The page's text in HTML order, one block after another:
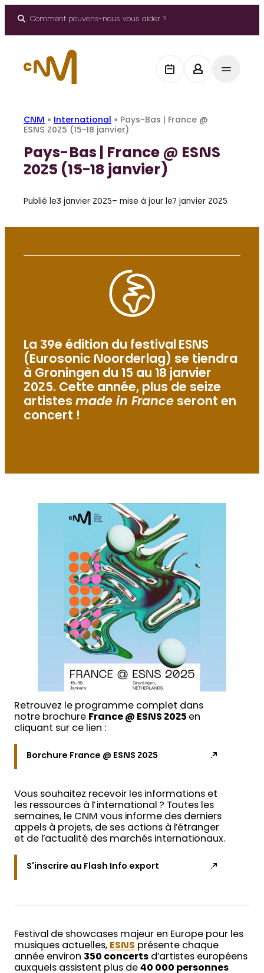
Comment pouvons-nous vous aider ?
CNM » International » Pays-Bas | France @
ESNS 2025 (15-18 janvier)
Pays-Bas | France @ ESNS
2025 (15-18 janvier)
Publié le3 janvier 2025– mise à jour le7 janvier 2025
La 39e édition du festival ESNS
(Eurosonic Noorderlag) se tiendra
à Groningen du 15 au 18 janvier
2025. Cette année, plus de seize
artistes made in France seront en
concert !
Retrouvez le programme complet dans
notre brochure France @ ESNS 2025 en
cliquant sur ce lien :
Borchure France @ ESNS 2025
Vous souhaitez recevoir les informations et
les ressources à l’international ? Toutes les
semaines, le CNM vous informe des derniers
appels à projets, de ses actions à l’étranger
et de l’actualité des marchés internationaux.
S'inscrire au Flash Info export
Festival de showcases majeur en Europe pour les
musiques actuelles, ESNS présente chaque
année environ 350 concerts d’artistes européens
auxquels assistent plus de 40 000 personnes